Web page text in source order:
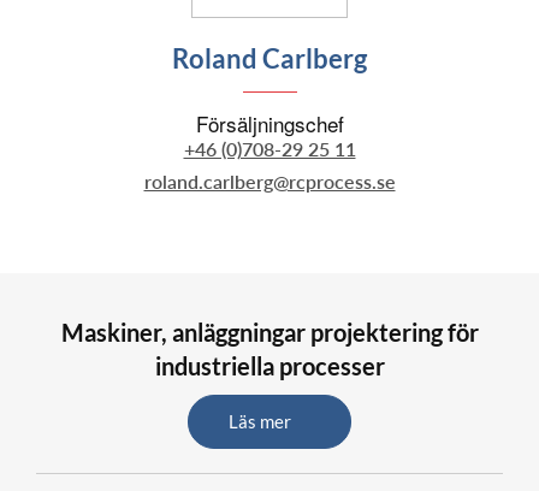
Roland Carlberg
Försäljningschef
+46 (0)708-29 25 11
roland.carlberg@rcprocess.se
Maskiner, anläggningar projektering för
industriella processer
Läs mer